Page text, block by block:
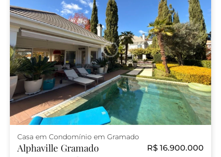
Casa em Condomínio em Gramado
Alphaville Gramado R$ 16.900.000